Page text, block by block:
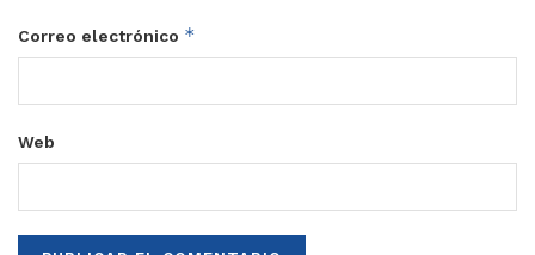
Correo electrónico *
Web